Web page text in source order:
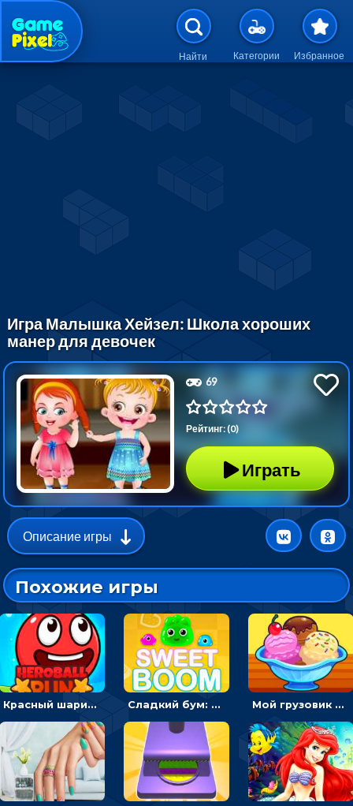
Перейти к основному
Найти Категории Избранное
Игра Малышка Хейзел: Школа хороших
манер для девочек
69
Рейтинг: (0)
Играть
Описание игры
Похожие игры
Красный шарик-герой в бегах: прыгать, чтобы избегать препятствий Сладкий бум: тапнуть, чтобы взорвать желейки - головоломка Мой грузовик с мороженным: принимать заказы и готовить десерты